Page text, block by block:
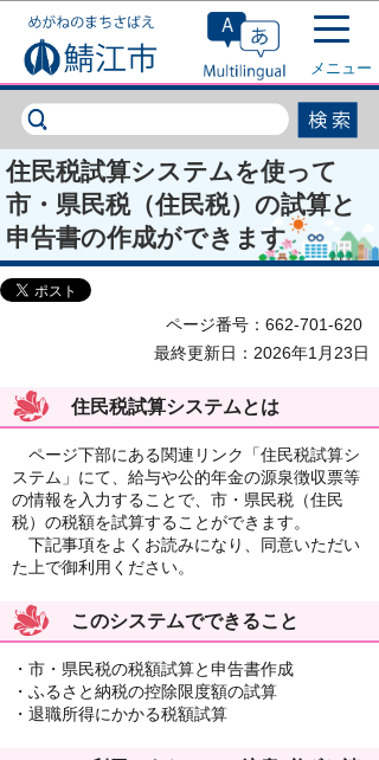
このページの本文へ移動
メニュー
住民税試算システムを使って
市・県民税（住民税）の試算と
申告書の作成ができます
ページ番号：662-701-620
最終更新日：2026年1月23日
住民税試算システムとは
ページ下部にある関連リンク「住民税試算シ
ステム」にて、給与や公的年金の源泉徴収票等
の情報を入力することで、市・県民税（住民
税）の税額を試算することができます。
下記事項をよくお読みになり、同意いただい
た上で御利用ください。
このシステムでできること
・市・県民税の税額試算と申告書作成
・ふるさと納税の控除限度額の試算
・退職所得にかかる税額試算